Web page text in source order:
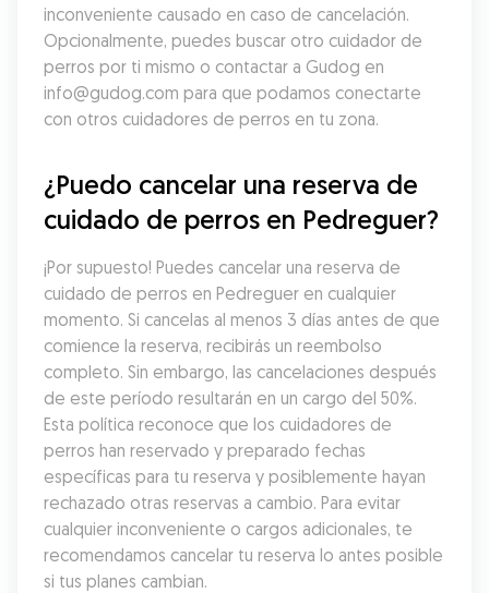
inconveniente causado en caso de cancelación.
Opcionalmente, puedes buscar otro cuidador de
perros por ti mismo o contactar a Gudog en
info@gudog.com para que podamos conectarte
con otros cuidadores de perros en tu zona.
¿Puedo cancelar una reserva de
cuidado de perros en Pedreguer?
¡Por supuesto! Puedes cancelar una reserva de
cuidado de perros en Pedreguer en cualquier
momento. Si cancelas al menos 3 días antes de que
comience la reserva, recibirás un reembolso
completo. Sin embargo, las cancelaciones después
de este período resultarán en un cargo del 50%.
Esta política reconoce que los cuidadores de
perros han reservado y preparado fechas
específicas para tu reserva y posiblemente hayan
rechazado otras reservas a cambio. Para evitar
cualquier inconveniente o cargos adicionales, te
recomendamos cancelar tu reserva lo antes posible
si tus planes cambian.